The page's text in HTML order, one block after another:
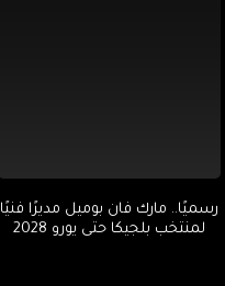
رسميًا.. مارك فان بوميل مديرًا فنيًا
لمنتخب بلجيكا حتى يورو 2028